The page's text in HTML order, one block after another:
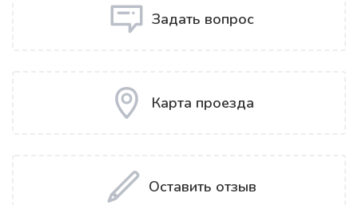
Задать вопрос
Карта проезда
Оставить отзыв